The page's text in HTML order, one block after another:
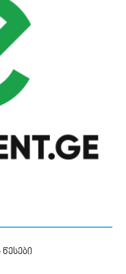
წესები